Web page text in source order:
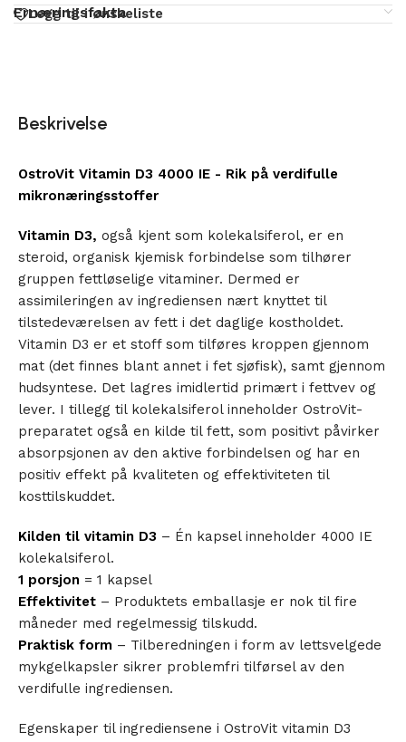
Ernæringsfakta
Legg til i ønskeliste
Beskrivelse
OstroVit Vitamin D3 4000 IE - Rik på verdifulle
mikronæringsstoffer
Vitamin D3, også kjent som kolekalsiferol, er en
steroid, organisk kjemisk forbindelse som tilhører
gruppen fettløselige vitaminer. Dermed er
assimileringen av ingrediensen nært knyttet til
tilstedeværelsen av fett i det daglige kostholdet.
Vitamin D3 er et stoff som tilføres kroppen gjennom
mat (det finnes blant annet i fet sjøfisk), samt gjennom
hudsyntese. Det lagres imidlertid primært i fettvev og
lever. I tillegg til kolekalsiferol inneholder OstroVit-
preparatet også en kilde til fett, som positivt påvirker
absorpsjonen av den aktive forbindelsen og har en
positiv effekt på kvaliteten og effektiviteten til
kosttilskuddet.
Kilden til vitamin D3 – Én kapsel inneholder 4000 IE
kolekalsiferol.
1 porsjon = 1 kapsel
Effektivitet – Produktets emballasje er nok til fire
måneder med regelmessig tilskudd.
Praktisk form – Tilberedningen i form av lettsvelgede
mykgelkapsler sikrer problemfri tilførsel av den
verdifulle ingrediensen.
Egenskaper til ingrediensene i OstroVit vitamin D3